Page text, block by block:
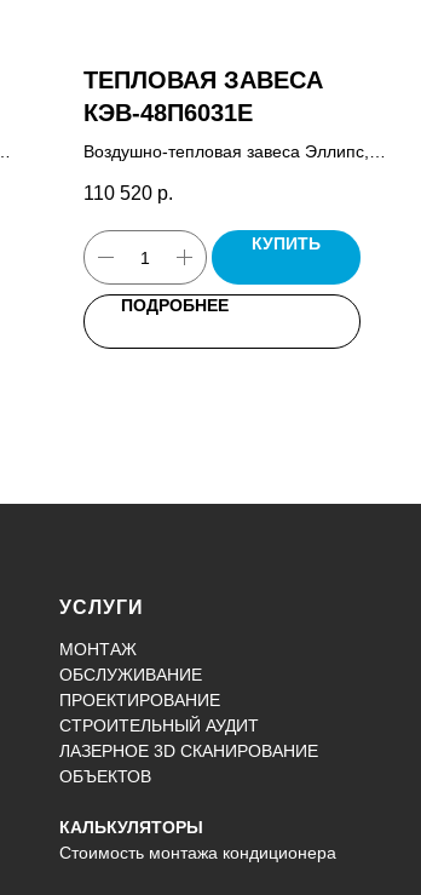
ТЕПЛОВАЯ ЗАВЕСА
КЭВ-48П6031E
Воздушно-тепловая завеса Эллипс,
крепежных штанг, выключатель
освещения, паспорт.
110 520 р.
КУПИТЬ
ПОДРОБНЕЕ
УСЛУГИ
МОНТАЖ
ОБСЛУЖИВАНИЕ
ПРОЕКТИРОВАНИЕ
СТРОИТЕЛЬНЫЙ АУДИТ
ЛАЗЕРНОЕ 3D СКАНИРОВАНИЕ
ОБЪЕКТОВ
КАЛЬКУЛЯТОРЫ
Стоимость монтажа кондиционера